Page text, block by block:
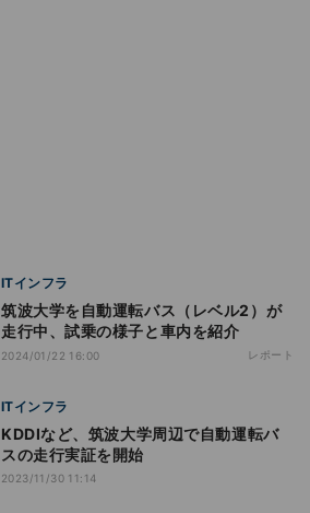
ITインフラ
筑波大学を自動運転バス（レベル2）が
走行中、試乗の様子と車内を紹介
2024/01/22 16:00 レポート
ITインフラ
KDDIなど、筑波大学周辺で自動運転バ
スの走行実証を開始
2023/11/30 11:14